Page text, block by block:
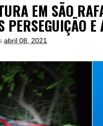
EM SÃO
PERSEGUIÇÃO E
abril 08, 2021